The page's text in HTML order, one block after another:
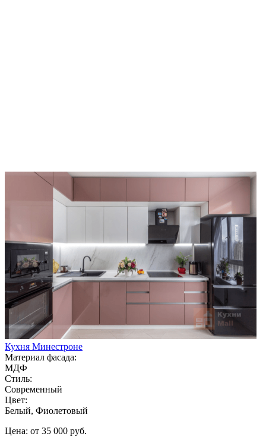
Кухня Минестроне
Материал фасада:
МДФ
Стиль:
Современный
Цвет:
Белый, Фиолетовый
Цена: от 35 000 руб.